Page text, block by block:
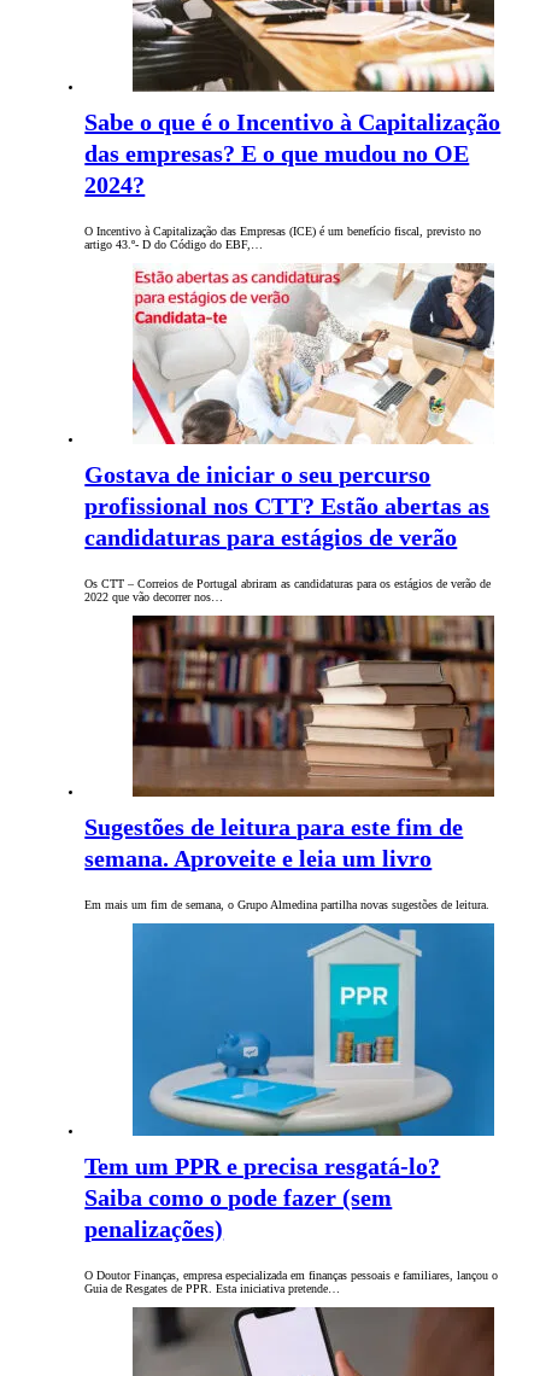
Sabe o que é o Incentivo à Capitalização
das empresas? E o que mudou no OE
2024?
O Incentivo à Capitalização das Empresas (ICE) é um benefício fiscal, previsto no
artigo 43.º- D do Código do EBF,…
Gostava de iniciar o seu percurso
profissional nos CTT? Estão abertas as
candidaturas para estágios de verão
Os CTT – Correios de Portugal abriram as candidaturas para os estágios de verão de
2022 que vão decorrer nos…
Sugestões de leitura para este fim de
semana. Aproveite e leia um livro
Em mais um fim de semana, o Grupo Almedina partilha novas sugestões de leitura.
Tem um PPR e precisa resgatá-lo?
Saiba como o pode fazer (sem
penalizações)
O Doutor Finanças, empresa especializada em finanças pessoais e familiares, lançou o
Guia de Resgates de PPR. Esta iniciativa pretende…